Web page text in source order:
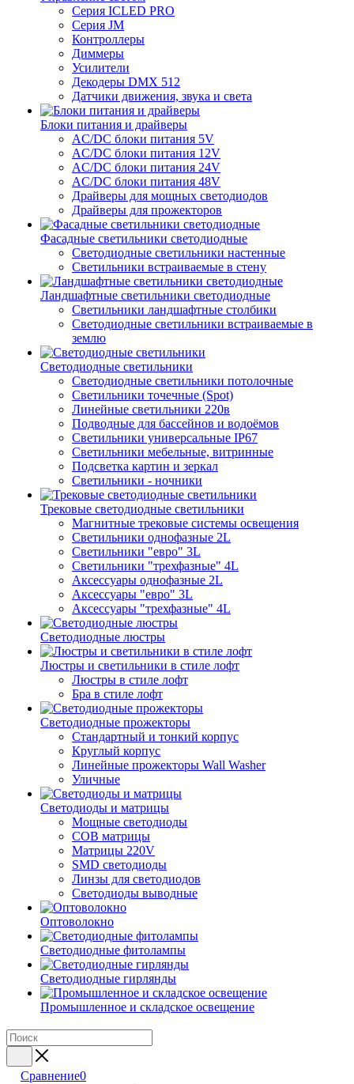
Серия ICLED PRO
Серия JM
Контроллеры
Диммеры
Усилители
Декодеры DMX 512
Датчики движения, звука и света
Блоки питания и драйверы
AC/DC блоки питания 5V
AC/DC блоки питания 12V
AC/DC блоки питания 24V
AC/DC блоки питания 48V
Драйверы для мощных светодиодов
Драйверы для прожекторов
Фасадные светильники светодиодные
Светодиодные светильники настенные
Светильники встраиваемые в стену
Ландшафтные светильники светодиодные
Светильники ландшафтные столбики
Светодиодные светильники встраиваемые в
землю
Светодиодные светильники
Светодиодные светильники потолочные
Светильники точечные (Spot)
Линейные светильники 220в
Подводные для бассейнов и водоёмов
Светильники универсальные IP67
Светильники мебельные, витринные
Подсветка картин и зеркал
Светильники - ночники
Трековые светодиодные светильники
Магнитные трековые системы освещения
Светильники однофазные 2L
Светильники "евро" 3L
Светильники "трехфазные" 4L
Аксессуары однофазные 2L
Аксессуары "евро" 3L
Аксессуары "трехфазные" 4L
Светодиодные люстры
Люстры и светильники в стиле лофт
Люстры в стиле лофт
Бра в стиле лофт
Светодиодные прожекторы
Стандартный и тонкий корпус
Круглый корпус
Линейные прожекторы Wall Washer
Уличные
Светодиоды и матрицы
Мощные светодиоды
COB матрицы
Матрицы 220V
SMD светодиоды
Линзы для светодиодов
Светодиоды выводные
Оптоволокно
Светодиодные фитолампы
Светодиодные гирлянды
Промышленное и складское освещение
Сравнение0